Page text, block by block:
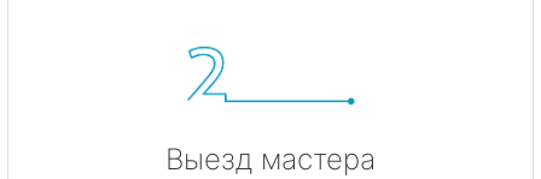
Выезд мастера